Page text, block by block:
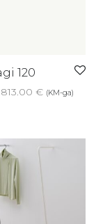
369.00 €
120
813.00 €Price
(KM-ga)